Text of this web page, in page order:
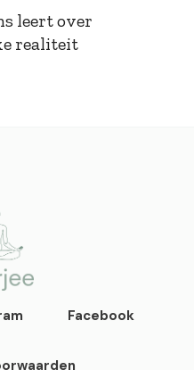
leert over
realiteit
Facebook